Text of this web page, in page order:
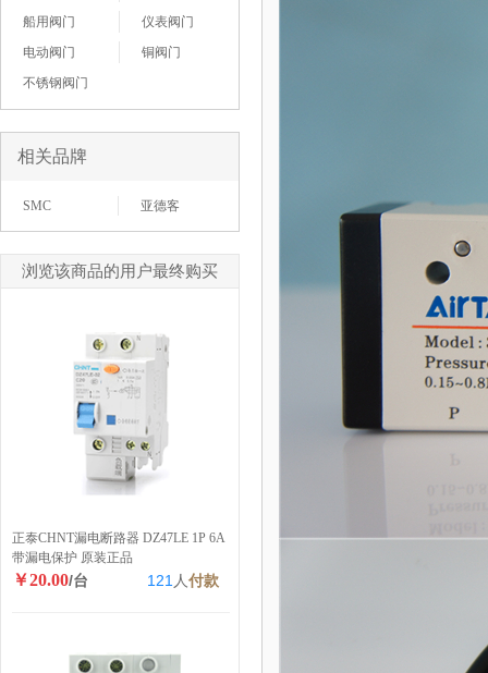
船用阀门
仪表阀门
电动阀门
铜阀门
不锈钢阀门
相关品牌
SMC 亚德客
浏览该商品的用户最终购买
正泰CHNT漏电断路器 DZ47LE 1P 6A
带漏电保护 原装正品
￥20.00/台 121 人付款